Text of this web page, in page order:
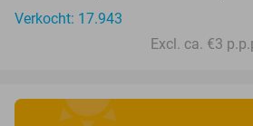
Verkocht: 17.943
Excl. ca. €3